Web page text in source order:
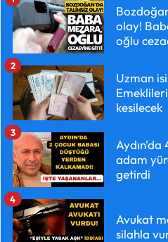
olay!
oğlu
Uzman
kesilecek
2
Aydın'da
adam
getirdi
3
Avukat
silahla
4